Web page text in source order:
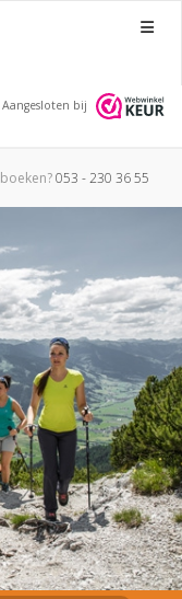
Menu
Aangesloten bij
boeken?053 - 230 36 55